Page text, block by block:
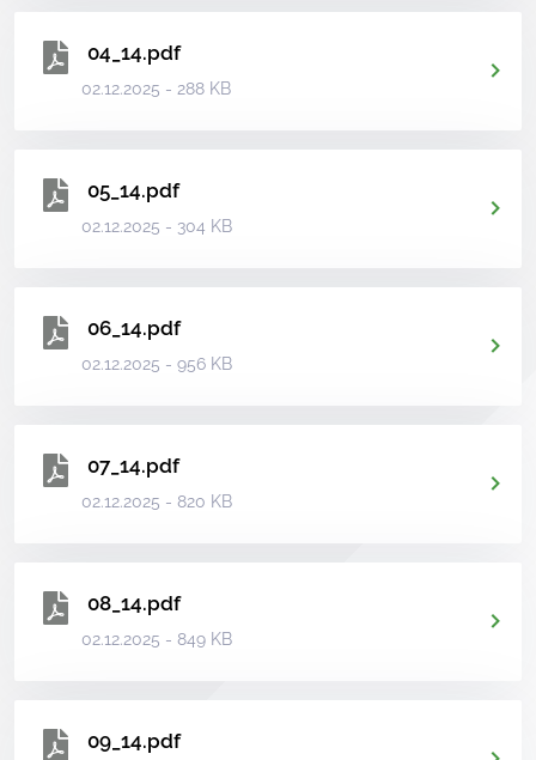
04_14.pdf
02.12.2025 - 288 KB
05_14.pdf
02.12.2025 - 304 KB
06_14.pdf
02.12.2025 - 956 KB
07_14.pdf
02.12.2025 - 820 KB
08_14.pdf
02.12.2025 - 849 KB
09_14.pdf